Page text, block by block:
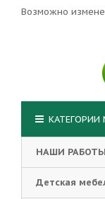
Возможно
КАТЕГОРИИ
НАШИ РАБОТЫ
Детская